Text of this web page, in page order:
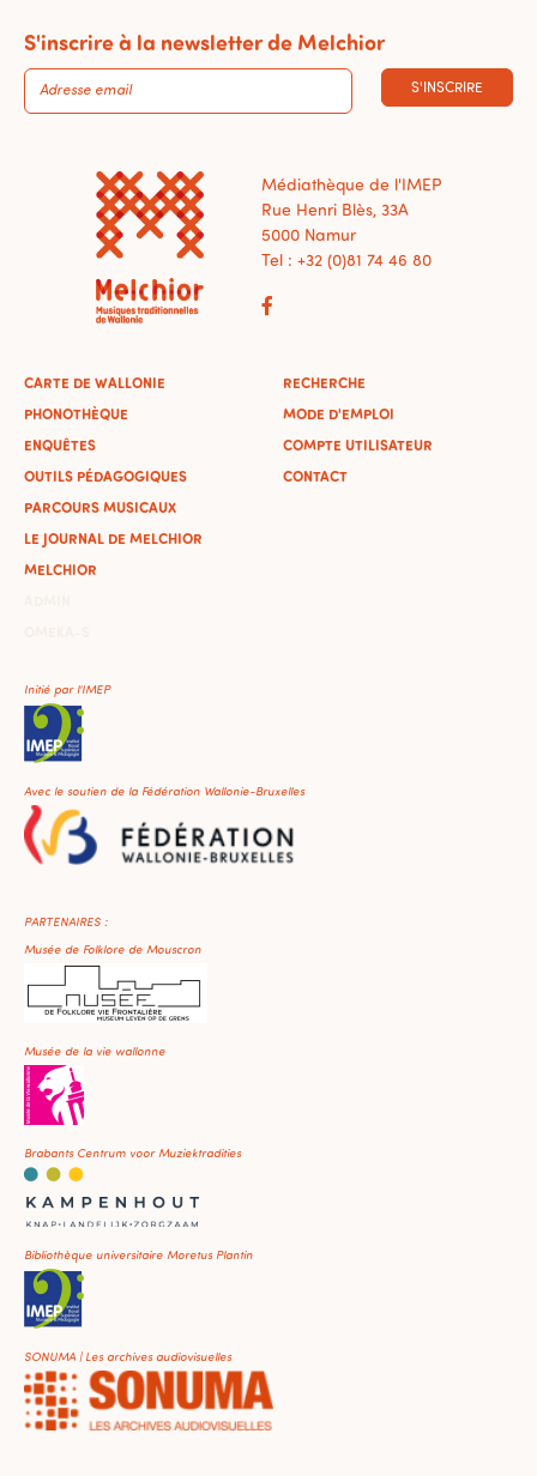
S'inscrire à la newsletter de Melchior
S'INSCRIRE
Médiathèque de l'IMEP
Rue Henri Blès, 33A
5000 Namur
Tel : +32 (0)81 74 46 80
CARTE DE WALLONIE
PHONOTHÈQUE
ENQUÊTES
OUTILS PÉDAGOGIQUES
PARCOURS MUSICAUX
LE JOURNAL DE MELCHIOR
MELCHIOR
RECHERCHE
MODE D'EMPLOI
COMPTE UTILISATEUR
CONTACT
Initié par l'IMEP
Avec le soutien de la Fédération Wallonie-Bruxelles
PARTENAIRES :
Musée de Folklore de Mouscron
Musée de la vie wallonne
Brabants Centrum voor Muziektradities
Bibliothèque universitaire Moretus Plantin
SONUMA | Les archives audiovisuelles